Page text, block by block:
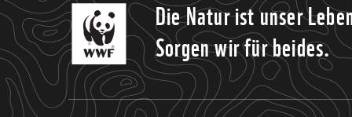
Die Natur ist unser
Sorgen wir für beides.